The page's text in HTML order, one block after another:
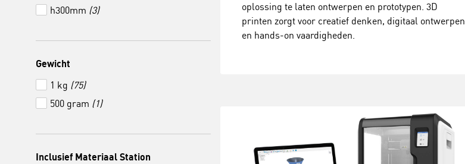
h300mm (3)
Gewicht
1 kg (75)
500 gram (1)
Inclusief Materiaal Station
oplossing te laten ontwerpen en prototypen. 3D
printen zorgt voor creatief denken, digitaal ontwerpen
en hands-on vaardigheden.